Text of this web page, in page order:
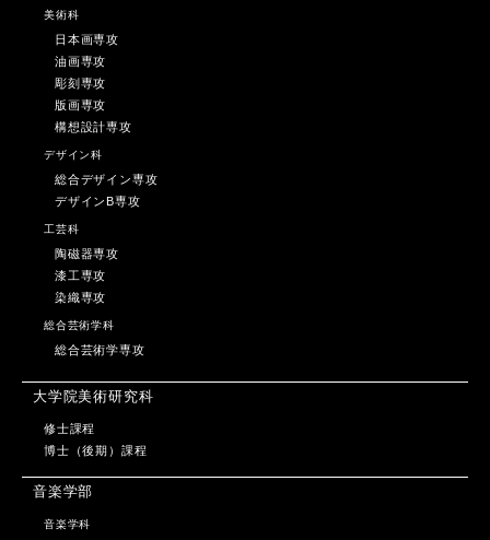
美術科
日本画専攻
油画専攻
彫刻専攻
版画専攻
構想設計専攻
デザイン科
総合デザイン専攻
デザインB専攻
工芸科
陶磁器専攻
漆工専攻
染織専攻
総合芸術学科
総合芸術学専攻
大学院美術研究科
修士課程
博士（後期）課程
音楽学部
音楽学科